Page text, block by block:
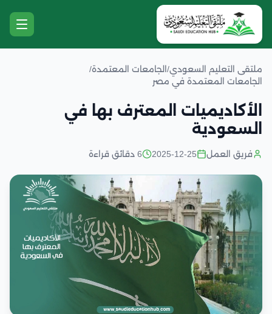
ملتقى التعليم السعودي/ الجامعات المعتمدة/
الجامعات المعتمدة في مصر
الأكاديميات المعترف بها في
السعودية
فريق العمل 2025-12-25 6 دقائق قراءة